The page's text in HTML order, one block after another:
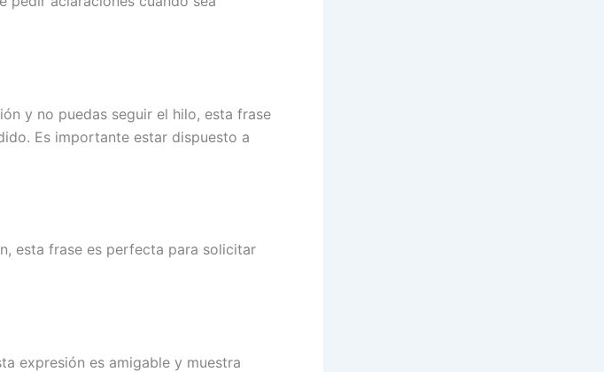
y no puedas seguir el hilo, esta frase
Es importante estar dispuesto a
esta frase es perfecta para solicitar
expresión es amigable y muestra